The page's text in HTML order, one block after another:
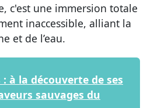
c'est une immersion totale
inaccessible, alliant la
et de l’eau.
à la découverte de ses
sauvages du